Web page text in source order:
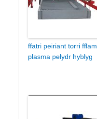
ffatri peiriant torri fflam
plasma pelydr hyblyg